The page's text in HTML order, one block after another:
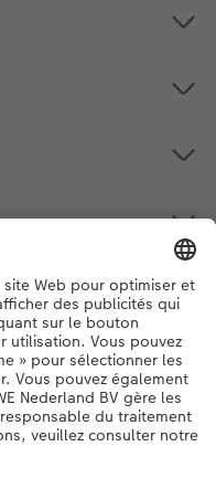
votre produit ?03 303 71 59
| Di : 12.00 - 16:00h]